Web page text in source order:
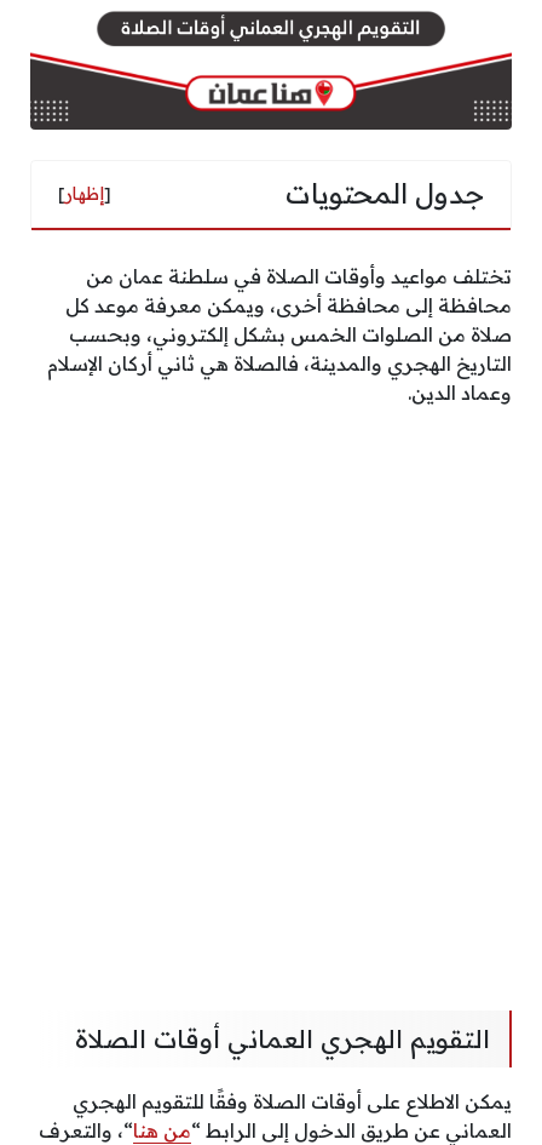
جدول المحتويات [إظهار]
تختلف مواعيد وأوقات الصلاة في سلطنة عمان من
محافظة إلى محافظة أخرى، ويمكن معرفة موعد كل
صلاة من الصلوات الخمس بشكل إلكتروني، وبحسب
التاريخ الهجري والمدينة، فالصلاة هي ثاني أركان الإسلام
وعماد الدين.
التقويم الهجري العماني أوقات الصلاة
يمكن الاطلاع على أوقات الصلاة وفقًا للتقويم الهجري
العماني عن طريق الدخول إلى الرابط “من هنا“، والتعرف